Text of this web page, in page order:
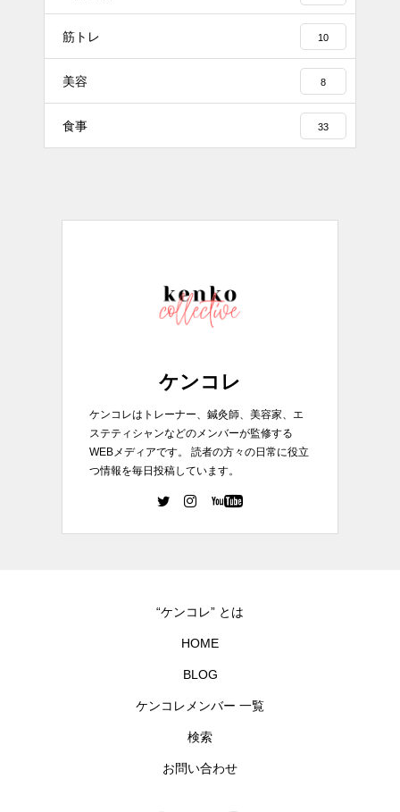
筋トレ 10
美容 8
食事 33
ケンコレ
ケンコレはトレーナー、鍼灸師、美容家、エ
ステティシャンなどのメンバーが監修する
WEBメディアです。 読者の方々の日常に役立
つ情報を毎日投稿しています。
“ケンコレ” とは
HOME
BLOG
ケンコレメンバー 一覧
検索
お問い合わせ